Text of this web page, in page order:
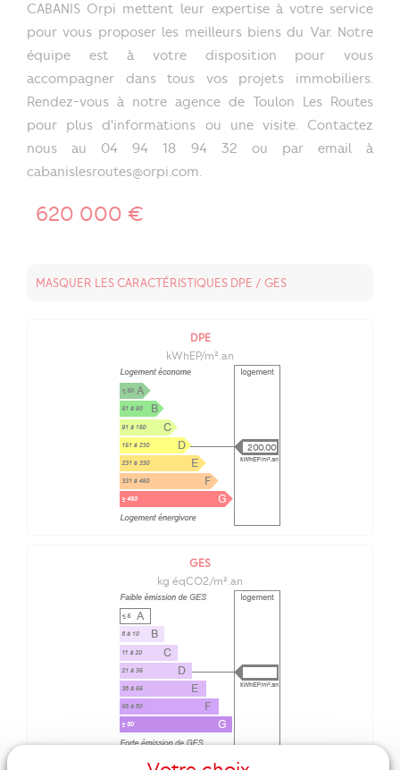
CABANIS Orpi mettent leur expertise à votre service
pour vous proposer les meilleurs biens du Var. Notre
équipe est à votre disposition pour vous
accompagner dans tous vos projets immobiliers.
Rendez-vous à notre agence de Toulon Les Routes
pour plus d'informations ou une visite. Contactez
nous au 04 94 18 94 32 ou par email à
cabanislesroutes@orpi.com.
620 000 €
MASQUER LES CARACTÉRISTIQUES DPE / GES
DPE
kWhEP/m².an
200.00
GES
kg éqCO2/m².an